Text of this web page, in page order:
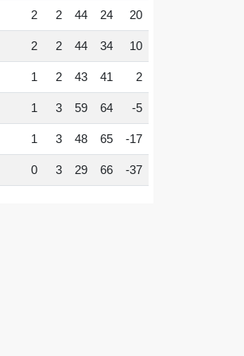
2 2 44 24 20
2 2 44 34 10
1 2 43 41 2
1 3 59 64 -5
1 3 48 65 -17
0 3 29 66 -37